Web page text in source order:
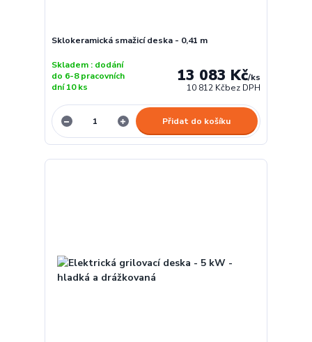
Sklokeramická smažicí deska - 0,41 m
13 083 Kč/ks
10 812 Kčbez DPH
Skladem : dodání
do 6-8 pracovních
dní 10 ks
Přidat do košíku